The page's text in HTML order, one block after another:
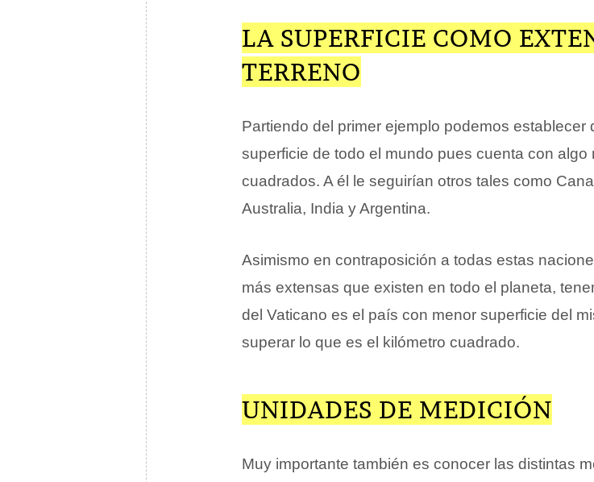
LA SUPERFICIE COMO
TERRENO
Partiendo del primer ejemplo podemos
superficie de todo el mundo pues cuenta con
cuadrados. A él le seguirían otros tales como
Australia, India y Argentina.
Asimismo en contraposición a todas estas
más extensas que existen en todo el planeta,
del Vaticano es el país con menor superficie del
superar lo que es el kilómetro cuadrado.
UNIDADES DE MEDICIÓN
Muy importante también es conocer las distintas